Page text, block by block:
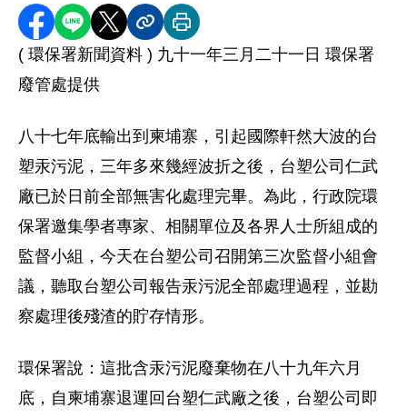
分享至 Facebook
分享到 LINE
分享到 X分享內容連結
列印本頁
( 環保署新聞資料 ) 九十一年三月二十一日 環保署
廢管處提供
八十七年底輸出到柬埔寨，引起國際軒然大波的台
塑汞污泥，三年多來幾經波折之後，台塑公司仁武
廠已於日前全部無害化處理完畢。為此，行政院環
保署邀集學者專家、相關單位及各界人士所組成的
監督小組，今天在台塑公司召開第三次監督小組會
議，聽取台塑公司報告汞污泥全部處理過程，並勘
察處理後殘渣的貯存情形。
環保署說：這批含汞污泥廢棄物在八十九年六月
底，自柬埔寨退運回台塑仁武廠之後，台塑公司即